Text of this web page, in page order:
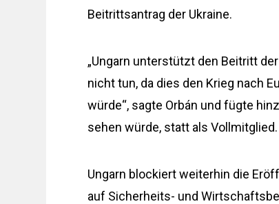
Beitrittsantrag der Ukraine.
„Ungarn unterstützt den Beitritt
nicht tun, da dies den Krieg nach
würde“, sagte Orbán und fügte
sehen würde, statt als Vollmitglied.
Ungarn blockiert weiterhin die
auf Sicherheits- und